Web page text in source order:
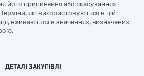
його припинення або скасування»
які використовуються в цій
вживаються в значеннях, визначених
ДЕТАЛІ ЗАКУПІВЛІ